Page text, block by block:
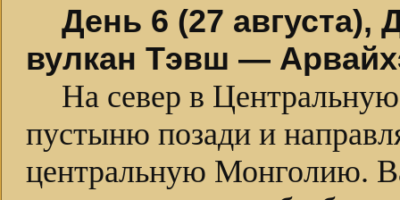
День 6 (27
вулкан Тэвш —
На север в
пустыню позади и
центральную Монголию.